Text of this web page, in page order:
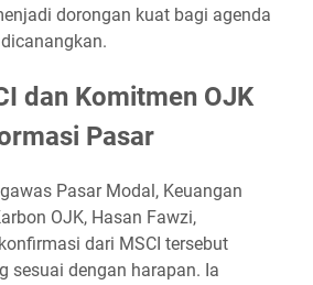
dorongan kuat bagi agenda
dan Komitmen OJK
Pasar
Pasar Modal, Keuangan
OJK, Hasan Fawzi,
dari MSCI tersebut
sesuai dengan harapan. Ia